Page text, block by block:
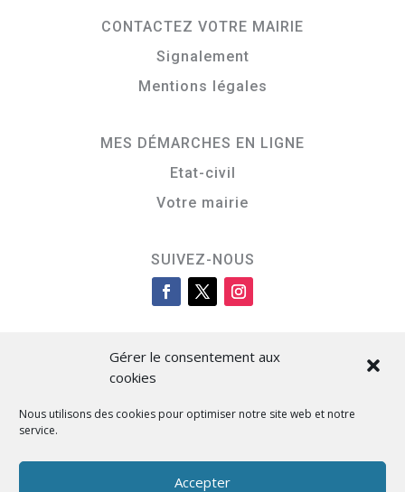
Gérer le consentement aux
cookies
Nous utilisons des cookies pour optimiser notre site web et notre
service.
Accepter
CONTACTEZ VOTRE MAIRIE
Signalement
Mentions légales
MES DÉMARCHES EN LIGNE
Etat-civil
Votre mairie
SUIVEZ-NOUS
Cità di L’Isula